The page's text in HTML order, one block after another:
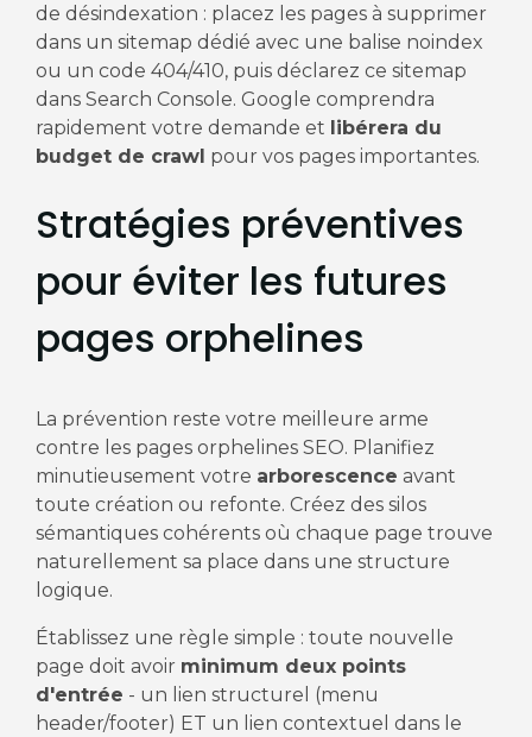
de désindexation : placez les pages à supprimer
dans un sitemap dédié avec une balise noindex
ou un code 404/410, puis déclarez ce sitemap
dans Search Console. Google comprendra
rapidement votre demande et libérera du
budget de crawl pour vos pages importantes.
Stratégies préventives
pour éviter les futures
pages orphelines
La prévention reste votre meilleure arme
contre les pages orphelines SEO. Planifiez
minutieusement votre arborescence avant
toute création ou refonte. Créez des silos
sémantiques cohérents où chaque page trouve
naturellement sa place dans une structure
logique.
Établissez une règle simple : toute nouvelle
page doit avoir minimum deux points
d'entrée - un lien structurel (menu
header/footer) ET un lien contextuel dans le